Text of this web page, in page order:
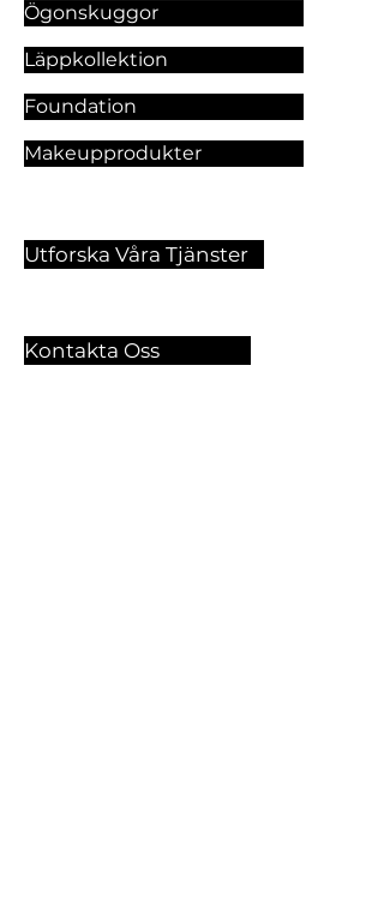
Ögonskuggor
Läppkollektion
Foundation
Makeupprodukter
Utforska Våra Tjänster
Kontakta Oss